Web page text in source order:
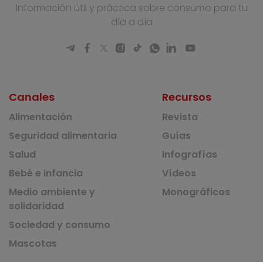
Información útil y práctica sobre consumo para tu
día a día
Canales
Alimentación
Seguridad alimentaria
Salud
Bebé e infancia
Medio ambiente y
solidaridad
Sociedad y consumo
Mascotas
Recursos
Revista
Guías
Infografías
Vídeos
Monográficos